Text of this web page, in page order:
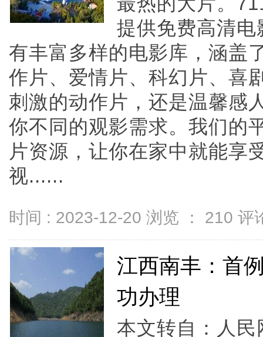
提供免费高清
有丰富多样的电影库，涵盖
作片、爱情片、科幻片、喜
刺激的动作片，还是温馨感
你不同的观影需求。我们的
片资源，让你在家中就能享
视......
时间 : 2023-12-20 浏览 ： 210 评
江西南丰：首
功办理
本文转自：人